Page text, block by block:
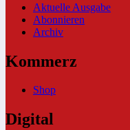
Aktuelle Ausgabe
Abonnieren
Archiv
Kommerz
Shop
Digital